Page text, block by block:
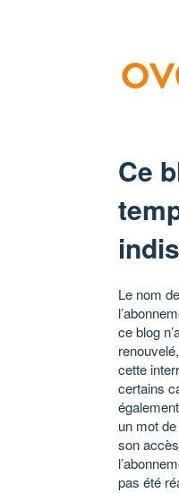
Ce
Le nom
ce blog
cette
certains
un mot
son
pas été